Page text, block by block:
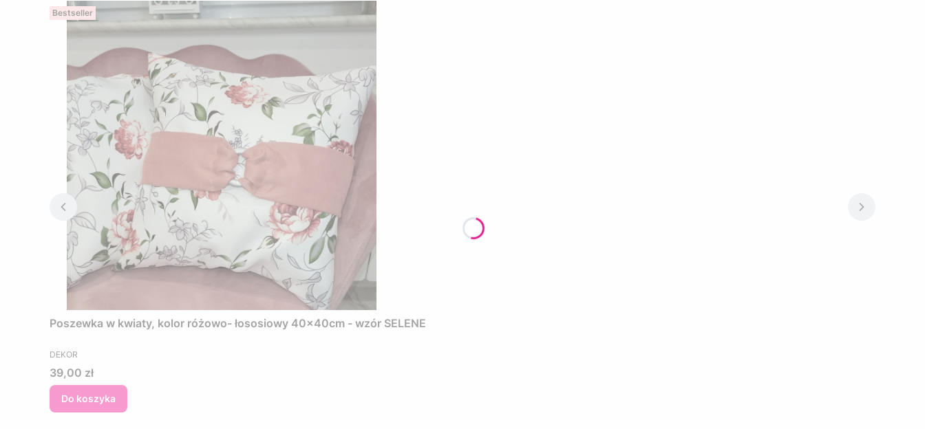
Bestseller
Poszewka w kwiaty, kolor różowo- łososiowy 40x40cm - wzór SELENE
PRODUCENT
DEKOR
Cena
39,00 zł
Do koszyka